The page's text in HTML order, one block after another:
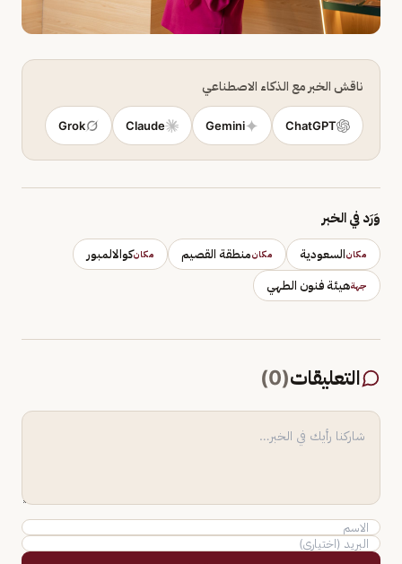
ناقش الخبر مع الذكاء الاصطناعي
ChatGPT
Gemini
Claude
Grok
وَرَد في الخبر
مكانالسعودية مكانمنطقة القصيم مكانكوالالمبور
جهةهيئة فنون الطهي
التعليقات(
0
)